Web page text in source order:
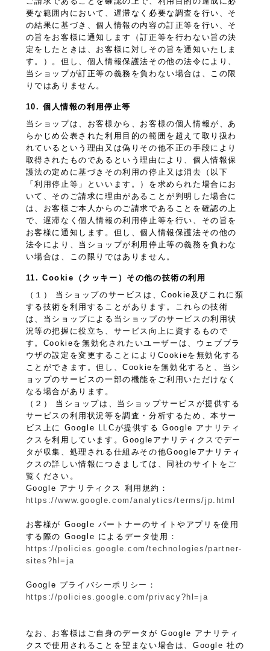
要な範囲内において、遅滞なく必要な調査を行い、そ
の結果に基づき、個人情報の内容の訂正等を行い、そ
の旨をお客様に通知します（訂正等を行わない旨の決
定をしたときは、お客様に対しその旨を通知いたしま
す。）。但し、個人情報保護法その他の法令により、
当ショップが訂正等の義務を負わない場合は、この限
りではありません。
10. 個人情報の利用停止等
当ショップは、お客様から、お客様の個人情報が、あ
らかじめ公表された利用目的の範囲を超えて取り扱わ
れているという理由又は偽りその他不正の手段により
取得されたものであるという理由により、個人情報保
護法の定めに基づきその利用の停止又は消去（以下
「利用停止等」といいます。）を求められた場合にお
いて、そのご請求に理由があることが判明した場合に
は、お客様ご本人からのご請求であることを確認の上
で、遅滞なく個人情報の利用停止等を行い、その旨を
お客様に通知します。但し、個人情報保護法その他の
法令により、当ショップが利用停止等の義務を負わな
い場合は、この限りではありません。
11. Cookie（クッキー）その他の技術の利用
（１） 当ショップのサービスは、Cookie及びこれに類
する技術を利用することがあります。これらの技術
は、当ショップによる当ショップのサービスの利用状
況等の把握に役立ち、サービス向上に資するもので
す。Cookieを無効化されたいユーザーは、ウェブブラ
ウザの設定を変更することによりCookieを無効化する
ことができます。但し、Cookieを無効化すると、当シ
ョップのサービスの一部の機能をご利用いただけなく
なる場合があります。
（２） 当ショップは、当ショップサービスが提供する
サービスの利用状況等を調査・分析するため、本サー
ビス上に Google LLCが提供する Google アナリティ
クスを利用しています。Googleアナリティクスでデー
タが収集、処理される仕組みその他Googleアナリティ
クスの詳しい情報につきましては、同社のサイトをご
覧ください。
Google アナリティクス 利用規約：
https://www.google.com/analytics/terms/jp.html
お客様が Google パートナーのサイトやアプリを使用
する際の Google によるデータ使用：
https://policies.google.com/technologies/partner-
sites?hl=ja
Google プライバシーポリシー：
https://policies.google.com/privacy?hl=ja
なお、お客様はご自身のデータが Google アナリティ
クスで使用されることを望まない場合は、Google 社の